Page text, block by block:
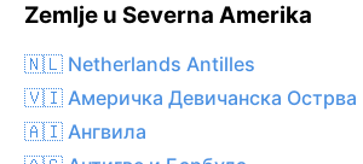
Zemlje u Severna Amerika
🇳🇱 Netherlands Antilles
🇻🇮 Америчка Девичанска Острва
🇦🇮 Ангвила